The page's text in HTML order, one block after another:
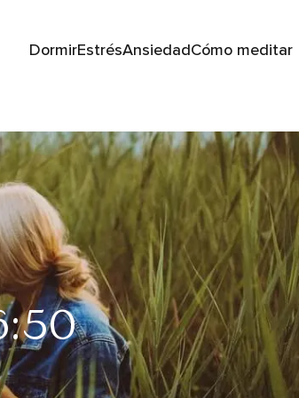
DormirEstrésAnsiedadCómo meditar